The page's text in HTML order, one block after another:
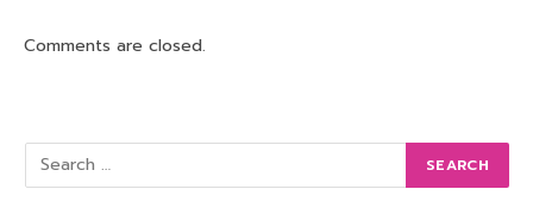
Comments are closed.